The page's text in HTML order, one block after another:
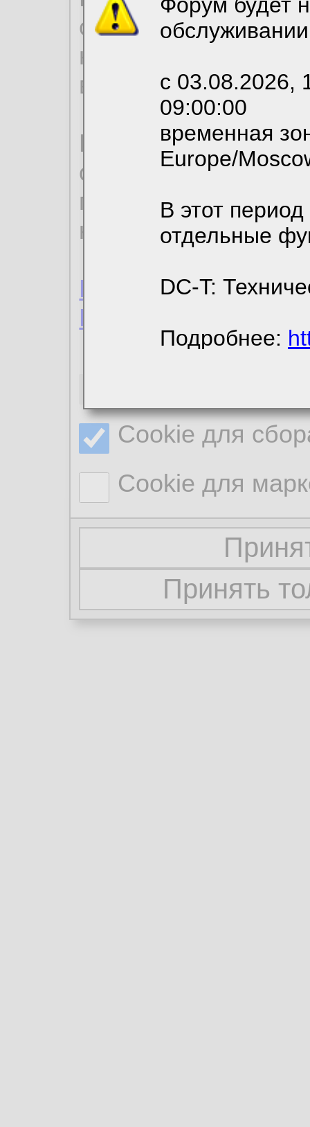
с 03.08.2026,
09:00:00
временная
Europe/
В этот
отдельные
DC-T:
Подробнее:
согласие на
необходимых для
вы можете
По
ознакомиться с
пользовательским
Пользовательское
Политика
Cookie для
Cookie для